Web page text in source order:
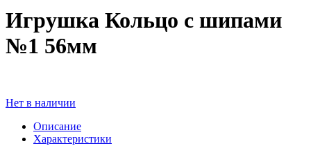
Игрушка Кольцо с шипами
№1 56мм
Нет в наличии
Описание
Характеристики